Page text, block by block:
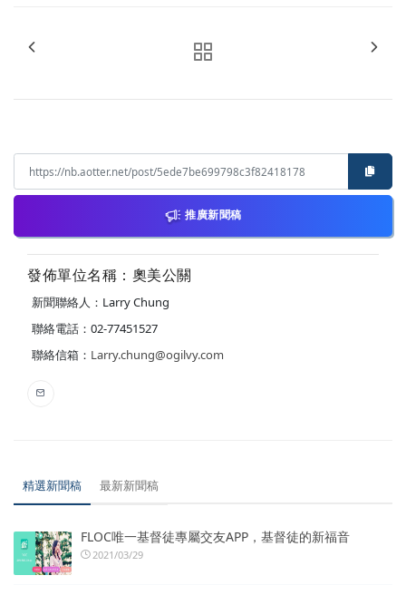
推廣新聞稿
發佈單位名稱：奧美公關
新聞聯絡人：Larry Chung
聯絡電話：02-77451527
聯絡信箱： Larry.chung@ogilvy.com
精選新聞稿 最新新聞稿
FLOC唯一基督徒專屬交友APP，基督徒的新福音
2021/03/29